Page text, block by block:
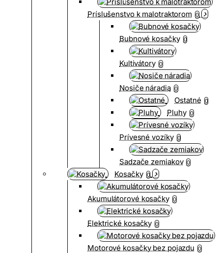
Príslušenstvo k malotraktorom 0
Bubnové kosačky 0
Kultivátory 0
Nosiče náradia 0
Ostatné 0
Pluhy 0
Prívesné vozíky 0
Sadzače zemiakov 0
Kosačky 0
Akumulátorové kosačky 0
Elektrické kosačky 0
Motorové kosačky bez pojazdu 0